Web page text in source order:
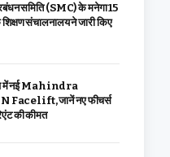
समिति (SMC) के मनेगा 15
संचालनालय ने जारी किए
में नई Mahindra
Facelift, जानें नए फीचर्स
की कीमत